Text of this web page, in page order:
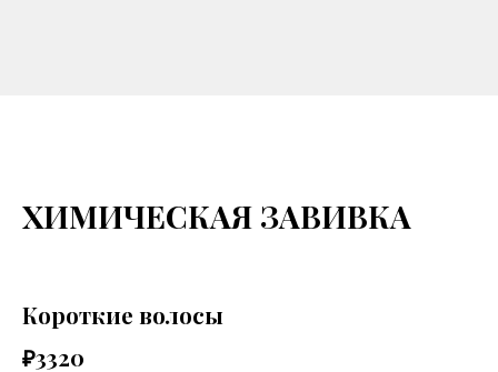
ХИМИЧЕСКАЯ ЗАВИВКА
Короткие волосы
₽3320